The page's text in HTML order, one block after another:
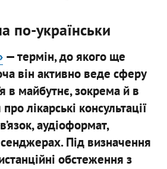
по-українськи
— термін, до якого ще
він активно веде сферу
в майбутнє, зокрема й в
лікарські консультації
аудіоформат,
Під визначення
обстеження з